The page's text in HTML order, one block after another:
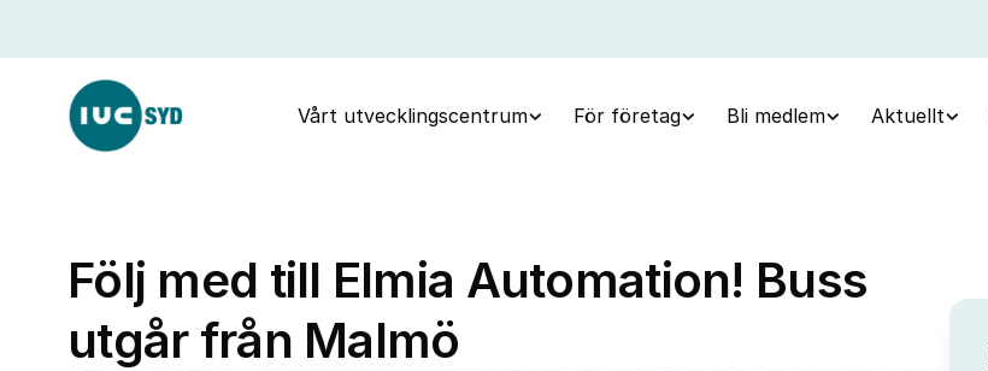
Vårt utvecklingscentrum För företag Bli medlem Aktuellt
Följ med till Elmia Automation! Buss
utgår från Malmö